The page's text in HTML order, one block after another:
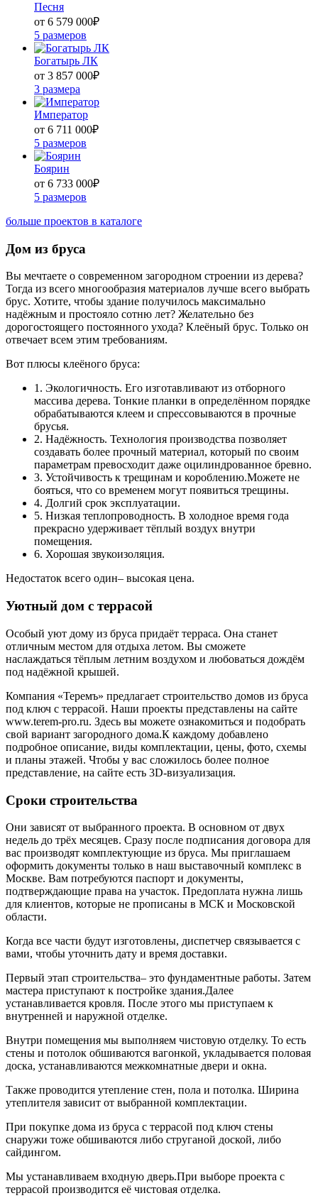
Песня
от 6 579 000₽
5 размеров
Богатырь ЛК
от 3 857 000₽
3 размера
Император
от 6 711 000₽
5 размеров
Боярин
от 6 733 000₽
5 размеров
больше проектов в каталоге
Дом из бруса
Вы мечтаете о современном загородном строении из дерева?
Тогда из всего многообразия материалов лучше всего выбрать
брус. Хотите, чтобы здание получилось максимально
надёжным и простояло сотню лет? Желательно без
дорогостоящего постоянного ухода? Клеёный брус. Только он
отвечает всем этим требованиям.
Вот плюсы клеёного бруса:
1. Экологичность. Его изготавливают из отборного
массива дерева. Тонкие планки в определённом порядке
обрабатываются клеем и спрессовываются в прочные
брусья.
2. Надёжность. Технология производства позволяет
создавать более прочный материал, который по своим
параметрам превосходит даже оцилиндрованное бревно.
3. Устойчивость к трещинам и короблению.Можете не
бояться, что со временем могут появиться трещины.
4. Долгий срок эксплуатации.
5. Низкая теплопроводность. В холодное время года
прекрасно удерживает тёплый воздух внутри
помещения.
6. Хорошая звукоизоляция.
Недостаток всего один‒ высокая цена.
Уютный дом с террасой
Особый уют дому из бруса придаёт терраса. Она станет
отличным местом для отдыха летом. Вы сможете
наслаждаться тёплым летним воздухом и любоваться дождём
под надёжной крышей.
Компания «Теремъ» предлагает строительство домов из бруса
под ключ с террасой. Наши проекты представлены на сайте
www.terem-pro.ru. Здесь вы можете ознакомиться и подобрать
свой вариант загородного дома.К каждому добавлено
подробное описание, виды комплектации, цены, фото, схемы
и планы этажей. Чтобы у вас сложилось более полное
представление, на сайте есть 3D-визуализация.
Сроки строительства
Они зависят от выбранного проекта. В основном от двух
недель до трёх месяцев. Сразу после подписания договора для
вас производят комплектующие из бруса. Мы приглашаем
оформить документы только в наш выставочный комплекс в
Москве. Вам потребуются паспорт и документы,
подтверждающие права на участок. Предоплата нужна лишь
для клиентов, которые не прописаны в МСК и Московской
области.
Когда все части будут изготовлены, диспетчер связывается с
вами, чтобы уточнить дату и время доставки.
Первый этап строительства‒ это фундаментные работы. Затем
мастера приступают к постройке здания.Далее
устанавливается кровля. После этого мы приступаем к
внутренней и наружной отделке.
Внутри помещения мы выполняем чистовую отделку. То есть
стены и потолок обшиваются вагонкой, укладывается половая
доска, устанавливаются межкомнатные двери и окна.
Также проводится утепление стен, пола и потолка. Ширина
утеплителя зависит от выбранной комплектации.
При покупке дома из бруса с террасой под ключ стены
снаружи тоже обшиваются либо струганой доской, либо
сайдингом.
Мы устанавливаем входную дверь.При выборе проекта с
террасой производится её чистовая отделка.